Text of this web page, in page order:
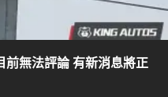
前無法評論 有新消息將正